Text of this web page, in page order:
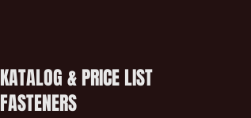
KATALOG & PRICE LIST
FASTENERS